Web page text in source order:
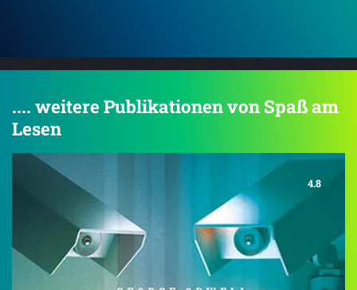
.... weitere Publikationen von Spaß am
Lesen
4.8